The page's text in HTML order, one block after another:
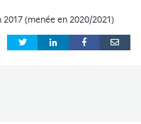
(menée en 2020/2021)